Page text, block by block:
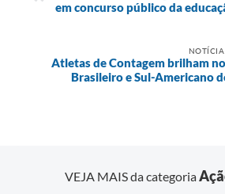
em concurso público da
Atletas de Contagem brilham
Brasileiro e Sul-Americano
VEJA MAIS da categoria